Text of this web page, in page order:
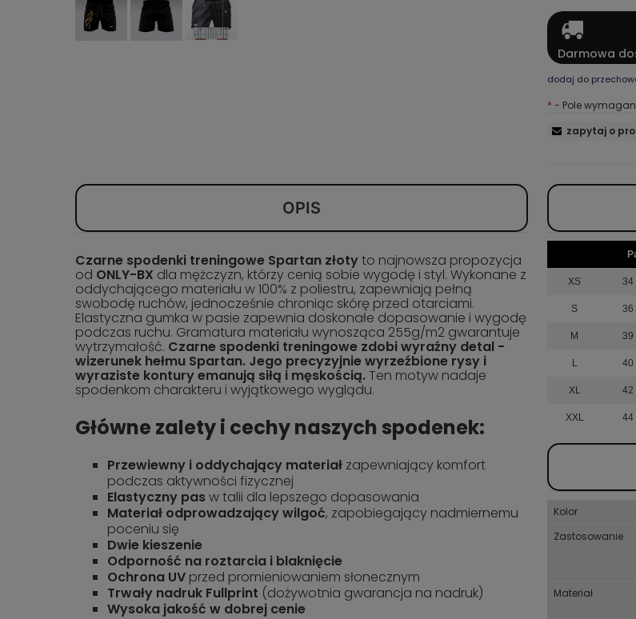
Darmowa
dodaj do
* - Pole
zapytaj o
OPIS
Czarne spodenki treningowe Spartan złotyto najnowsza propozycja
od ONLY-BX dla mężczyzn, którzy cenią sobie wygodę i styl. Wykonane z
oddychającego materiału w 100% z poliestru, zapewniają pełną
swobodę ruchów, jednocześnie chroniąc skórę przed otarciami.
Elastyczna gumka w pasie zapewnia doskonałe dopasowanie i wygodę
podczas ruchu. Gramatura materiału wynosząca 255g/m2 gwarantuje
wytrzymałość. Czarne spodenki treningowe zdobi wyraźny detal -
wizerunek hełmu Spartan. Jego precyzyjnie wyrzeźbione rysy i
wyraziste kontury emanują siłą i męskością.Ten motyw nadaje
spodenkom charakteru i wyjątkowego wyglądu.
Główne zalety i cechy naszych spodenek:
Przewiewny i oddychający materiał zapewniający komfort
podczas aktywności fizycznej
Elastyczny pasw talii dla lepszego dopasowania
Materiał odprowadzający wilgoć, zapobiegający nadmiernemu
poceniu się
Dwie kieszenie
Odporność na roztarcia i blaknięcie
Ochrona UV przed promieniowaniem słonecznym
Trwały nadruk Fullprint (dożywotnia gwarancja na nadruk)
Wysoka jakość w dobrej cenie
XS 34
S 36
M 39
L 40
XL 42
XXL 44
Kolor
Zastosowanie
Materiał